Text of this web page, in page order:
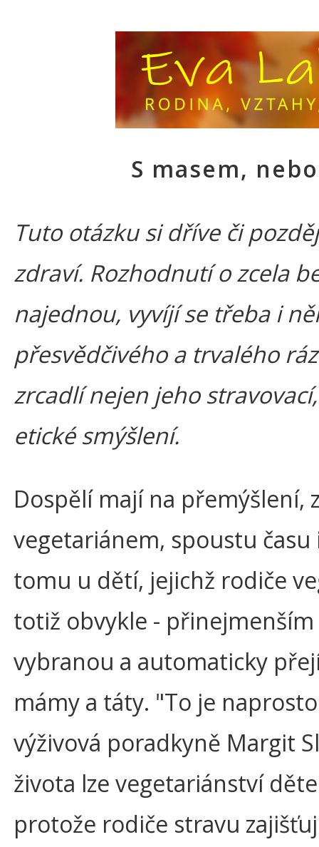
S masem,
Tuto otázku si dříve či
zdraví. Rozhodnutí o zcela
najednou, vyvíjí se třeba i
přesvědčivého a trvalého
zrcadlí nejen jeho
etické smýšlení.
Dospělí mají na přemýšlení,
vegetariánem, spoustu
tomu u dětí, jejichž rodiče
totiž obvykle -
vybranou a automaticky
mámy a táty. "To je
výživová poradkyně Margit
života lze vegetariánství
protože rodiče stravu